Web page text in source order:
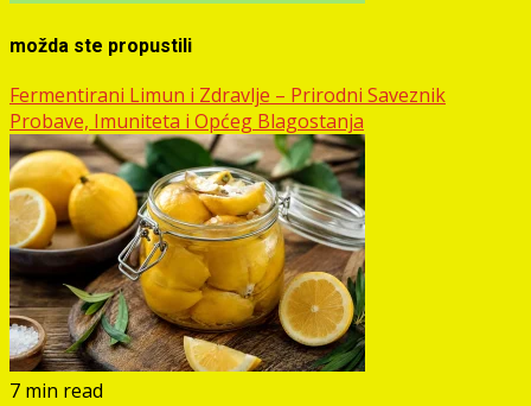
možda ste propustili
Fermentirani Limun i Zdravlje – Prirodni Saveznik
Probave, Imuniteta i Općeg Blagostanja
7 min read